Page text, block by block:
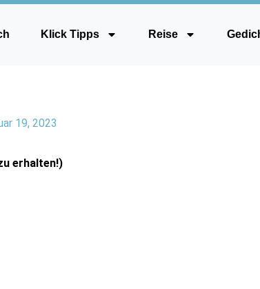
Klick Tipps Reise
19, 2023
erhalten!)